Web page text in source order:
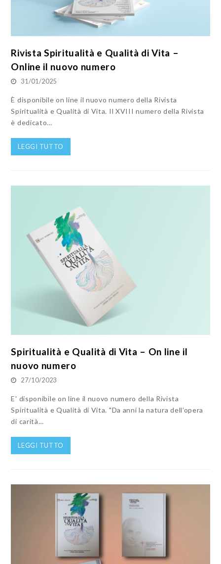
Rivista Spiritualità e Qualità di Vita –
Online il nuovo numero
31/01/2025
È disponibile on line il nuovo numero della Rivista
Spiritualità e Qualità di Vita. Il XVIII numero della Rivista
è dedicato…
LEGGI TUTTO
Spiritualità e Qualità di Vita – On line il
nuovo numero
27/10/2023
E' disponibile on line il nuovo numero della Rivista
Spiritualità e Qualità di Vita. "Da anni la natura dell’opera
di carità…
LEGGI TUTTO